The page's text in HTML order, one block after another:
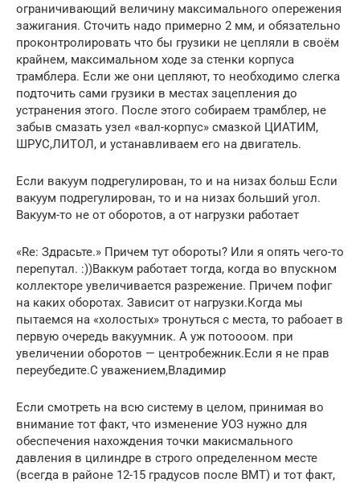
ограничивающий величину максимального опережения
зажигания. Сточить надо примерно 2 мм, и обязательно
проконтролировать что бы грузики не цепляли в своём
крайнем, максимальном ходе за стенки корпуса
трамблера. Если же они цепляют, то необходимо слегка
подточить сами грузики в местах зацепления до
устранения этого. После этого собираем трамблер, не
забыв смазать узел «вал-корпус» смазкой ЦИАТИМ,
ШРУС,ЛИТОЛ, и устанавливаем его на двигатель.
Если вакуум подрегулирован, то и на низах больш Если
вакуум подрегулирован, то и на низах больший угол.
Вакуум-то не от оборотов, а от нагрузки работает
«Re: Здрасьте.» Причем тут обороты? Или я опять чего-то
перепутал. :))Ваккум работает тогда, когда во впускном
коллекторе увеличивается разрежение. Причем пофиг
на каких оборотах. Зависит от нагрузки.Когда мы
пытаемся на «холостых» тронуться с места, то рабоает в
первую очередь вакуумник. А уж потоооом. при
увеличении оборотов — центробежник.Если я не прав
переубедите.C уважением,Владимир
Если смотреть на всю систему в целом, принимая во
внимание тот факт, что изменение УОЗ нужно для
обеспечения нахождения точки макисмального
давления в цилиндре в строго определенном месте
(всегда в районе 12-15 градусов после ВМТ) и тот факт,